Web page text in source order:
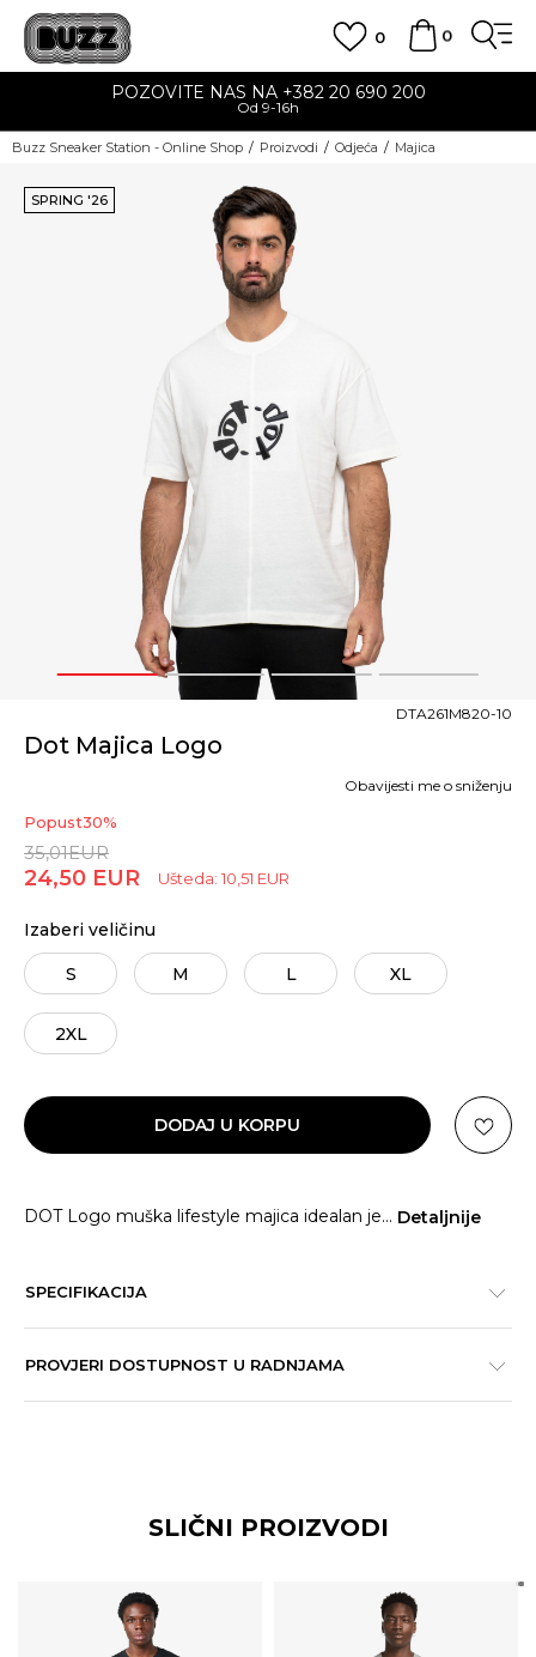
0
0
POZOVITE NAS NA +382 20 690 200
Od 9-16h
Buzz Sneaker Station - Online Shop Proizvodi Odjeća Majica
1 2 3 4
SPRING '26
Dot Majica Logo
DTA261M820-10
Popust30%
35,01EUR
24,50 EUR Ušteda: 10,51 EUR
Obavijesti me o sniženju
Izaberi veličinu
S M L XL
2XL
DODAJ U KORPU
DOT Logo muška lifestyle majica idealan je... Detaljnije
SPECIFIKACIJA
PROVJERI DOSTUPNOST U RADNJAMA
SLIČNI PROIZVODI